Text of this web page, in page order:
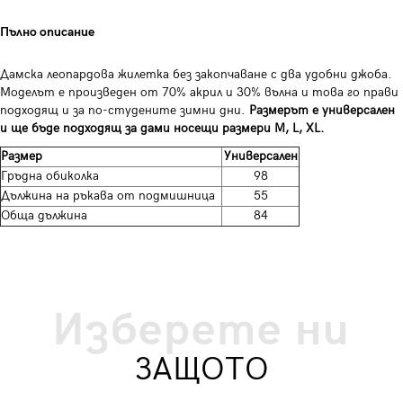
Пълно описание
Дамска леопардова жилетка без закопчаване с два удобни джоба.
Моделът е произведен от 70% акрил и 30% вълна и това го прави
подходящ и за по-студените зимни дни. Размерът е универсален
и ще бъде подходящ за дами носещи размери M, L, XL.
Размер
Универсален
Гръдна обиколка
98
Дължина на ръкава от подмишница
55
Обща дължина
84
Изберете ни
ЗАЩОТО